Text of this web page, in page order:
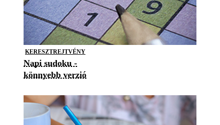
KERESZTREJTVÉNY
Napi sudoku -
könnyebb verzió